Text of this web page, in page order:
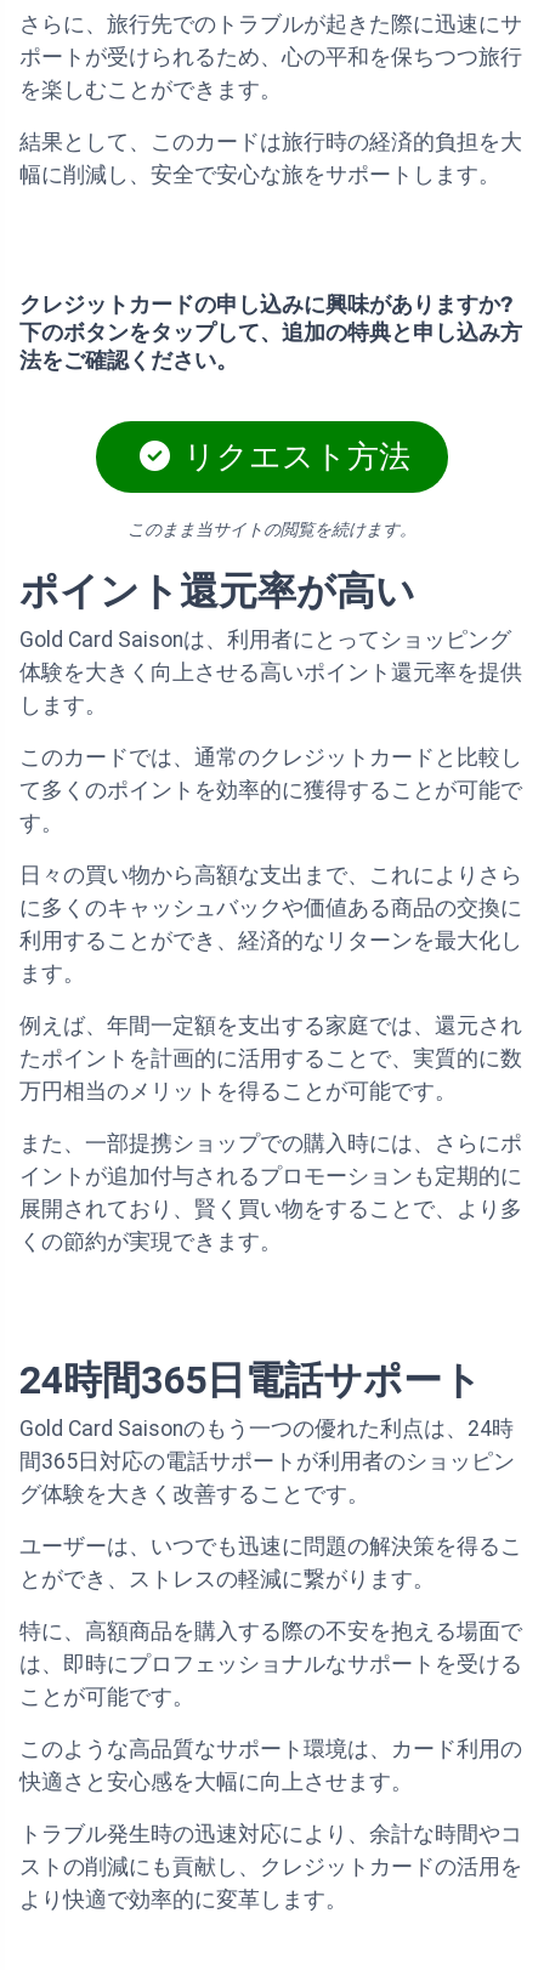
さらに、旅行先でのトラブルが起きた際に迅速にサ
ポートが受けられるため、心の平和を保ちつつ旅行
を楽しむことができます。
結果として、このカードは旅行時の経済的負担を大
幅に削減し、安全で安心な旅をサポートします。
クレジットカードの申し込みに興味がありますか?
下のボタンをタップして、追加の特典と申し込み方
法をご確認ください。
リクエスト方法
このまま当サイトの閲覧を続けます。
ポイント還元率が高い
Gold Card Saisonは、利用者にとってショッピング
体験を大きく向上させる高いポイント還元率を提供
します。
このカードでは、通常のクレジットカードと比較し
て多くのポイントを効率的に獲得することが可能で
す。
日々の買い物から高額な支出まで、これによりさら
に多くのキャッシュバックや価値ある商品の交換に
利用することができ、経済的なリターンを最大化し
ます。
例えば、年間一定額を支出する家庭では、還元され
たポイントを計画的に活用することで、実質的に数
万円相当のメリットを得ることが可能です。
また、一部提携ショップでの購入時には、さらにポ
イントが追加付与されるプロモーションも定期的に
展開されており、賢く買い物をすることで、より多
くの節約が実現できます。
24時間365日電話サポート
Gold Card Saisonのもう一つの優れた利点は、24時
間365日対応の電話サポートが利用者のショッピン
グ体験を大きく改善することです。
ユーザーは、いつでも迅速に問題の解決策を得るこ
とができ、ストレスの軽減に繋がります。
特に、高額商品を購入する際の不安を抱える場面で
は、即時にプロフェッショナルなサポートを受ける
ことが可能です。
このような高品質なサポート環境は、カード利用の
快適さと安心感を大幅に向上させます。
トラブル発生時の迅速対応により、余計な時間やコ
ストの削減にも貢献し、クレジットカードの活用を
より快適で効率的に変革します。